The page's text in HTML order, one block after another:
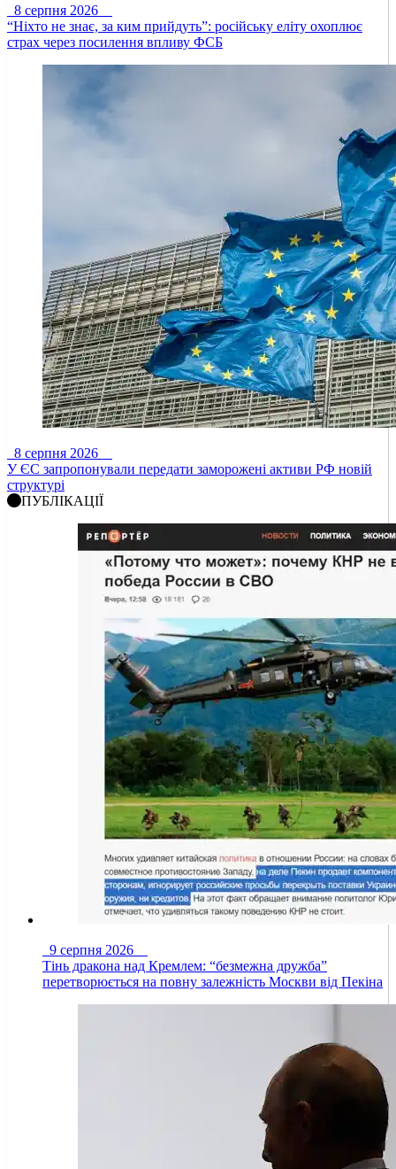
8 серпня 2026
“Ніхто не знає, за ким прийдуть”: російську еліту охоплює
страх через посилення впливу ФСБ
8 серпня 2026
У ЄС запропонували передати заморожені активи РФ новій
структурі
ПУБЛІКАЦІЇ
9 серпня 2026
Тінь дракона над Кремлем: “безмежна дружба”
перетворюється на повну залежність Москви від Пекіна